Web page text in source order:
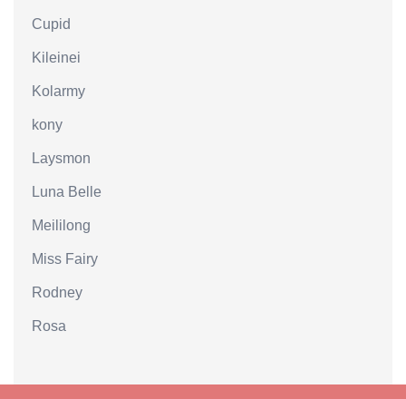
Cupid
Kileinei
Kolarmy
kony
Laysmon
Luna Belle
Meililong
Miss Fairy
Rodney
Rosa